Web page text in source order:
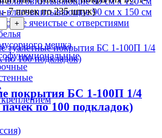
влаговпитывающие 90 см х 150 см
ячеистые с отверстиями
мешка
7 пачек по 235 штук)
покрытия БС 1-100П 1/4
по 100 подкладок)